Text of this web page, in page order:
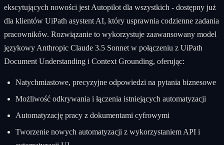
ekscytujących nowości jest Autopilot dla wszystkich - dostępny już
dla klientów UiPath asystent AI, który usprawnia codzienne zadania
pracowników. Rozwiązanie to wykorzystuje zaawansowany model
językowy Anthropic Claude 3.5 Sonnet w połączeniu z UiPath
Document Understanding i Context Grounding, oferując:
Natychmiastowe, precyzyjne odpowiedzi na pytania biznesowe
Możliwość odkrywania i łączenia istniejących automatyzacji
Automatyzację pracy z dokumentami cyfrowymi
Tworzenie nowych automatyzacji z wykorzystaniem API i